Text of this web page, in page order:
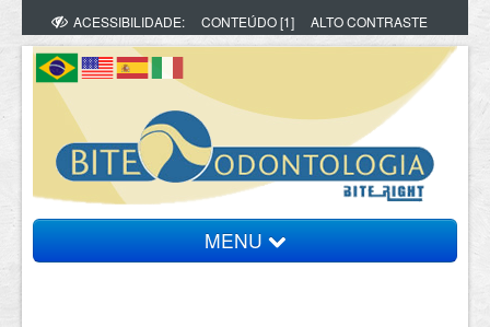
ACESSIBILIDADE: CONTEÚDO [1] ALTO CONTRASTE
MENU